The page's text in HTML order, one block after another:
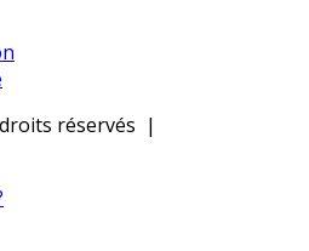
réservés |